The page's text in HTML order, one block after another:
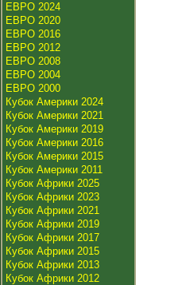
ЕВРО 2024
ЕВРО 2020
ЕВРО 2016
ЕВРО 2012
ЕВРО 2008
ЕВРО 2004
ЕВРО 2000
Кубок Америки 2024
Кубок Америки 2021
Кубок Америки 2019
Кубок Америки 2016
Кубок Америки 2015
Кубок Америки 2011
Кубок Африки 2025
Кубок Африки 2023
Кубок Африки 2021
Кубок Африки 2019
Кубок Африки 2017
Кубок Африки 2015
Кубок Африки 2013
Кубок Африки 2012